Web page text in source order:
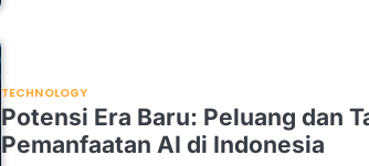
TECHNOLOGY
Potensi Era Baru: Peluang dan
Pemanfaatan AI di Indonesia